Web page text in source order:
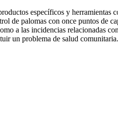
específicos y herramientas
de palomas con once puntos de
a las incidencias relacionadas
un problema de salud comunitaria.